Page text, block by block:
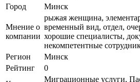
Город
Минск
Мнение о
компании
рыжая женщина,
временный вид, отдел,
хорошие специалисты,
некомпетентные
Регион
Минск
Рейтинг
0
Миграционные услуги,